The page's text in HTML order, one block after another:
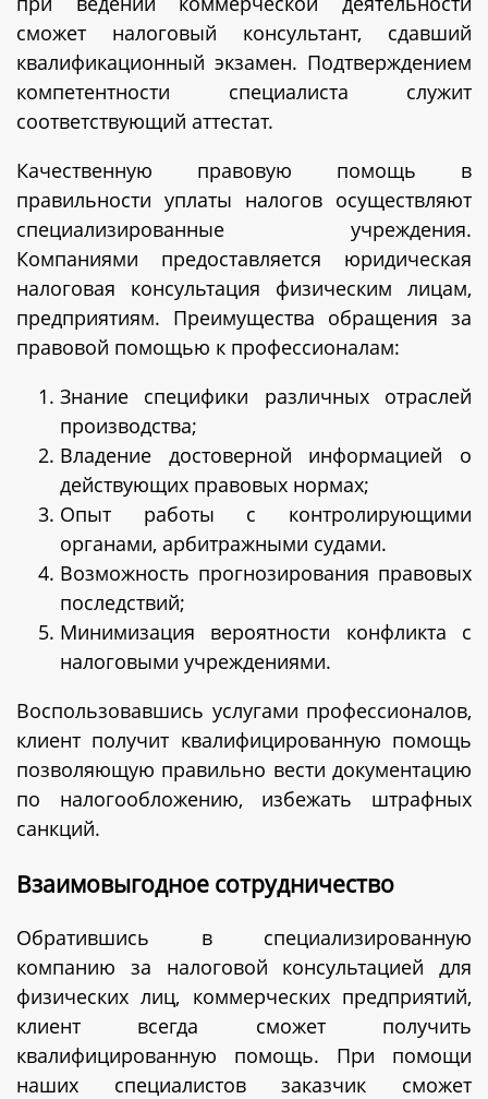
сможет налоговый консультант, сдавший
квалификационный экзамен. Подтверждением
компетентности специалиста служит
соответствующий аттестат.
Качественную правовую помощь в
правильности уплаты налогов осуществляют
специализированные учреждения.
Компаниями предоставляется юридическая
налоговая консультация физическим лицам,
предприятиям. Преимущества обращения за
правовой помощью к профессионалам:
Знание специфики различных отраслей
производства;
Владение достоверной информацией о
действующих правовых нормах;
Опыт работы с контролирующими
органами, арбитражными судами.
Возможность прогнозирования правовых
последствий;
Минимизация вероятности конфликта с
налоговыми учреждениями.
Воспользовавшись услугами профессионалов,
клиент получит квалифицированную помощь
позволяющую правильно вести документацию
по налогообложению, избежать штрафных
санкций.
Взаимовыгодное сотрудничество
Обратившись в специализированную
компанию за налоговой консультацией для
физических лиц, коммерческих предприятий,
клиент всегда сможет получить
квалифицированную помощь. При помощи
наших специалистов заказчик сможет